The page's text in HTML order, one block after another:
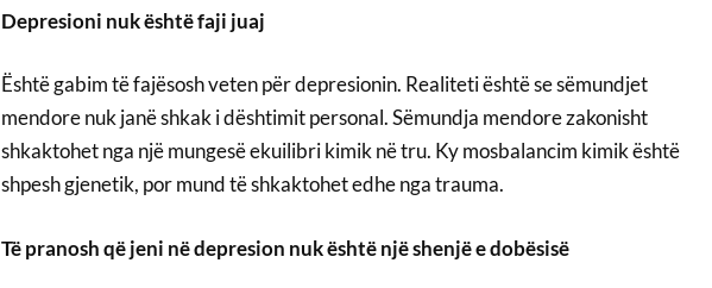
Depresioni nuk është faji juaj
Është gabim të fajësosh veten për depresionin. Realiteti është se sëmundjet
mendore nuk janë shkak i dështimit personal. Sëmundja mendore zakonisht
shkaktohet nga një mungesë ekuilibri kimik në tru. Ky mosbalancim kimik është
shpesh gjenetik, por mund të shkaktohet edhe nga trauma.
Të pranosh që jeni në depresion nuk është një shenjë e dobësisë